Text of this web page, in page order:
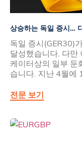
상승하는 독일 증시…
독일 증시(GER30)
달성했습니다. 다만
케이터상의 일부 둔
습니다. 지난 4월에
전문 보기